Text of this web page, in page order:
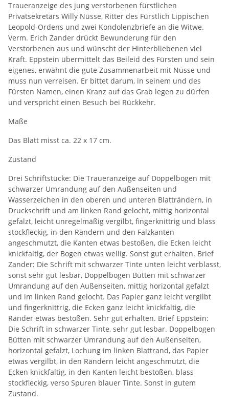
Traueranzeige des jung verstorbenen fürstlichen
Privatsekretärs Willy Nüsse, Ritter des Fürstlich Lippischen
Leopold-Ordens und zwei Kondolenzbriefe an die Witwe.
Verm. Erich Zander drückt Bewunderung für den
Verstorbenen aus und wünscht der Hinterbliebenen viel
Kraft. Eppstein übermittelt das Beileid des Fürsten und sein
eigenes, erwähnt die gute Zusammenarbeit mit Nüsse und
muss nun verreisen. Er bittet darum, in seinem und des
Fürsten Namen, einen Kranz auf das Grab legen zu dürfen
und verspricht einen Besuch bei Rückkehr.
Maße
Das Blatt misst ca. 22 x 17 cm.
Zustand
Drei Schriftstücke: Die Traueranzeige auf Doppelbogen mit
schwarzer Umrandung auf den Außenseiten und
Wasserzeichen in den oberen und unteren Blatträndern, in
Druckschrift und am linken Rand gelocht, mittig horizontal
gefalzt, leicht unregelmäßig vergilbt, fingerknittrig und blass
stockfleckig, in den Rändern und den Falzkanten
angeschmutzt, die Kanten etwas bestoßen, die Ecken leicht
knickfaltig, der Bogen etwas wellig. Sonst gut erhalten. Brief
Zander: Die Schrift mit schwarzer Tinte unten leicht verblasst,
sonst sehr gut lesbar, Doppelbogen Bütten mit schwarzer
Umrandung auf den Außenseiten, mittig horizontal gefalzt
und im linken Rand gelocht. Das Papier ganz leicht vergilbt
und fingerknittrig, die Ecken ganz leicht knickfaltig, die
Ränder etwas bestoßen. Sehr gut erhalten. Brief Eppstein:
Die Schrift in schwarzer Tinte, sehr gut lesbar. Doppelbogen
Bütten mit schwarzer Umrandung auf den Außenseiten,
horizontal gefalzt, Lochung im linken Blattrand, das Papier
etwas vergilbt, in den Rändern leicht angeschmutzt, die
Ecken knickfaltig, in den Kanten leicht bestoßen, blass
stockfleckig, verso Spuren blauer Tinte. Sonst in gutem
Zustand.